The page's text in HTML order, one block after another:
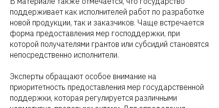
поддерживает как исполнителей работ по разработке
новой продукции, так и заказчиков. Чаще встречается
форма предоставления мер господдержки, при
которой получателями грантов или субсидий становятся
непосредственно исполнители.
Эксперты обращают особое внимание на
приоритетность предоставления мер государственной
поддержки, которая регулируется различными